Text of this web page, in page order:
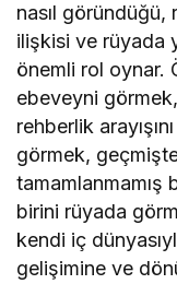
nasıl
ilişkisi ve rüyada
önemli rol oynar.
ebeveyni
rehberlik
görmek,
tamamlanmamış
birini rüyada
kendi iç
gelişimine ve